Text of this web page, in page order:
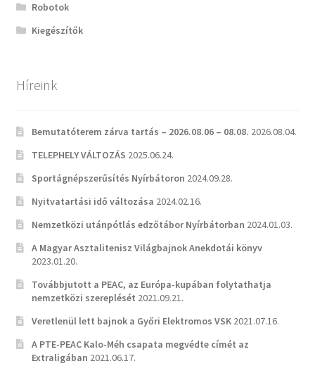
Robotok
Kiegészítők
Híreink
Bemutatóterem zárva tartás – 2026.08.06 – 08.08. 2026.08.04.
TELEPHELY VÁLTOZÁS 2025.06.24.
Sportágnépszerűsítés Nyírbátoron 2024.09.28.
Nyitvatartási idő változása 2024.02.16.
Nemzetközi utánpótlás edzőtábor Nyírbátorban 2024.01.03.
A Magyar Asztalitenisz Világbajnok Anekdotái könyv
2023.01.20.
Továbbjutott a PEAC, az Európa-kupában folytathatja
nemzetközi szereplését 2021.09.21.
Veretlenül lett bajnok a Győri Elektromos VSK 2021.07.16.
A PTE-PEAC Kalo-Méh csapata megvédte címét az
Extraligában 2021.06.17.